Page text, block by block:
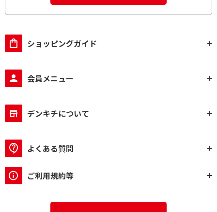
ショッピングガイド
会員メニュー
デンキチについて
よくある質問
ご利用規約等